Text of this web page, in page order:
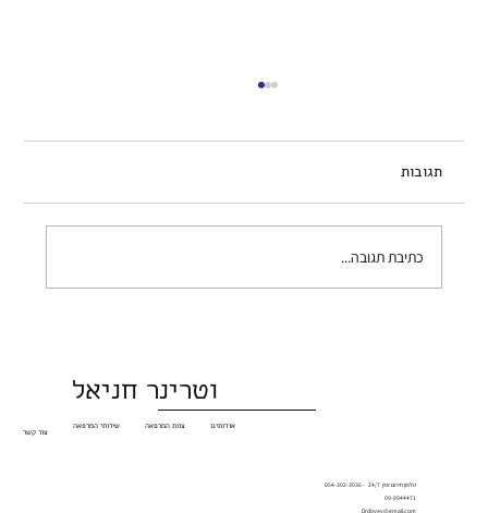
תגובות
כתיבת תגובה...
וטרינר חניאל
צור קשר
שירותי המרפאה צוות המרפאה אודותינו
טלפון חירום זמין 24/7 - 054-302-3036
09-8944471
Drdoyev@gmail.com